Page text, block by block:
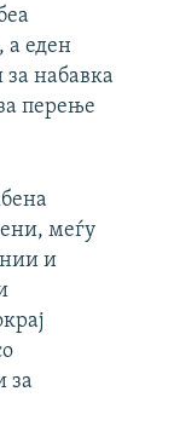
а еден
набавка
перење
меѓу
и
за